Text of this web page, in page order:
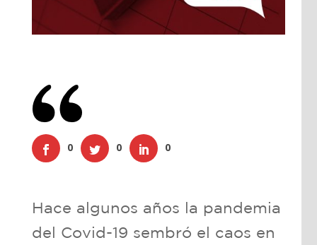
0 0 0
Hace algunos años la pandemia
del Covid-19 sembró el caos en